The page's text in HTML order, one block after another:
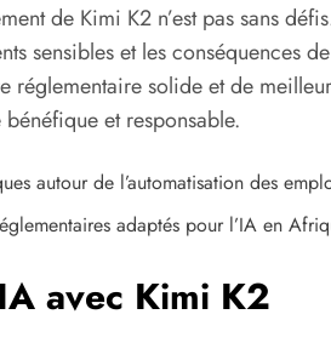
de Kimi K2 n’est pas sans
sensibles et les conséquences
réglementaire solide et de
et responsable.
autour de l’automatisation des
adaptés pour l’IA en
avec Kimi K2